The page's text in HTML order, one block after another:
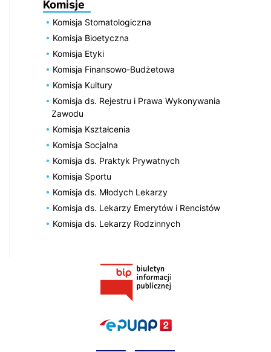
Komisje
Komisja Stomatologiczna
Komisja Bioetyczna
Komisja Etyki
Komisja Finansowo-Budżetowa
Komisja Kultury
Komisja ds. Rejestru i Prawa Wykonywania
Zawodu
Komisja Kształcenia
Komisja Socjalna
Komisja ds. Praktyk Prywatnych
Komisja Sportu
Komisja ds. Młodych Lekarzy
Komisja ds. Lekarzy Emerytów i Rencistów
Komisja ds. Lekarzy Rodzinnych